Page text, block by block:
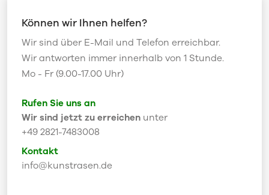
Können wir Ihnen helfen?
Wir sind über E-Mail und Telefon erreichbar.
Wir antworten immer innerhalb von 1 Stunde.
Mo - Fr (9.00-17.00 Uhr)
Rufen Sie uns an
Wir sind jetzt zu erreichenunter
+49 2821-7483008
Kontakt
info@kunstrasen.de